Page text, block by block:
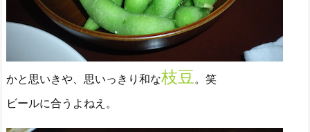
かと思いきや、思いっきり和な枝豆。笑
ビールに合うよねえ。